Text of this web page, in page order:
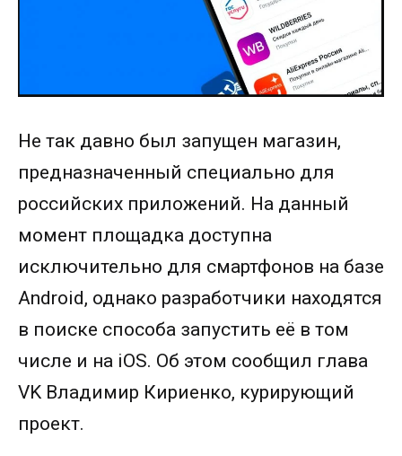
Не так давно был запущен магазин,
предназначенный специально для
российских приложений. На данный
момент площадка доступна
исключительно для смартфонов на базе
Android, однако разработчики находятся
в поиске способа запустить её в том
числе и на iOS. Об этом сообщил глава
VK Владимир Кириенко, курирующий
проект.